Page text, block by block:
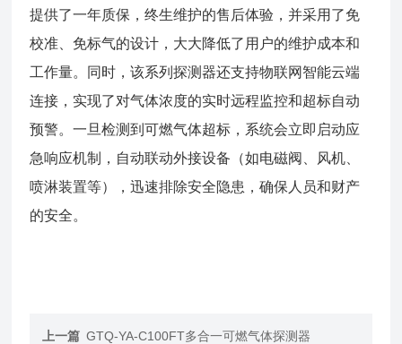
提供了一年质保，终生维护的售后体验，并采用了免
校准、免标气的设计，大大降低了用户的维护成本和
工作量。同时，该系列探测器还支持物联网智能云端
连接，实现了对气体浓度的实时远程监控和超标自动
预警。一旦检测到可燃气体超标，系统会立即启动应
急响应机制，自动联动外接设备（如电磁阀、风机、
喷淋装置等），迅速排除安全隐患，确保人员和财产
的安全。
上一篇 GTQ-YA-C100FT多合一可燃气体探测器